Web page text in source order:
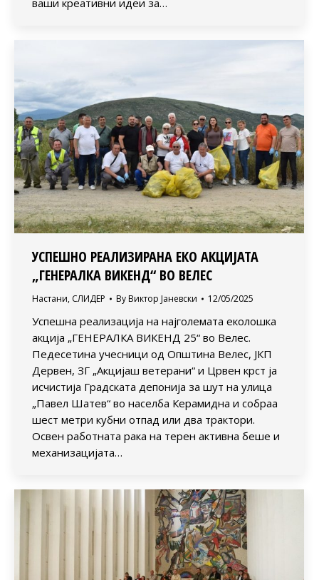
УСПЕШНО РЕАЛИЗИРАНА ЕКО АКЦИЈАТА
„ГЕНЕРАЛКА ВИКЕНД“ ВО ВЕЛЕС
Настани, СЛИДЕР By Виктор Јаневски 12/05/2025
Успешна реализација на најголемата еколошка
акција „ГЕНЕРАЛКА ВИКЕНД 25“ во Велес.
Педесетина учесници од Општина Велес, ЈКП
Дервен, ЗГ „Акцијаш ветерани“ и Црвен крст ја
исчистија Градската депонија за шут на улица
„Павел Шатев“ во населба Керамидна и собраа
шест метри кубни отпад или два трактори.
Освен работната рака на терен активна беше и
механизацијата…